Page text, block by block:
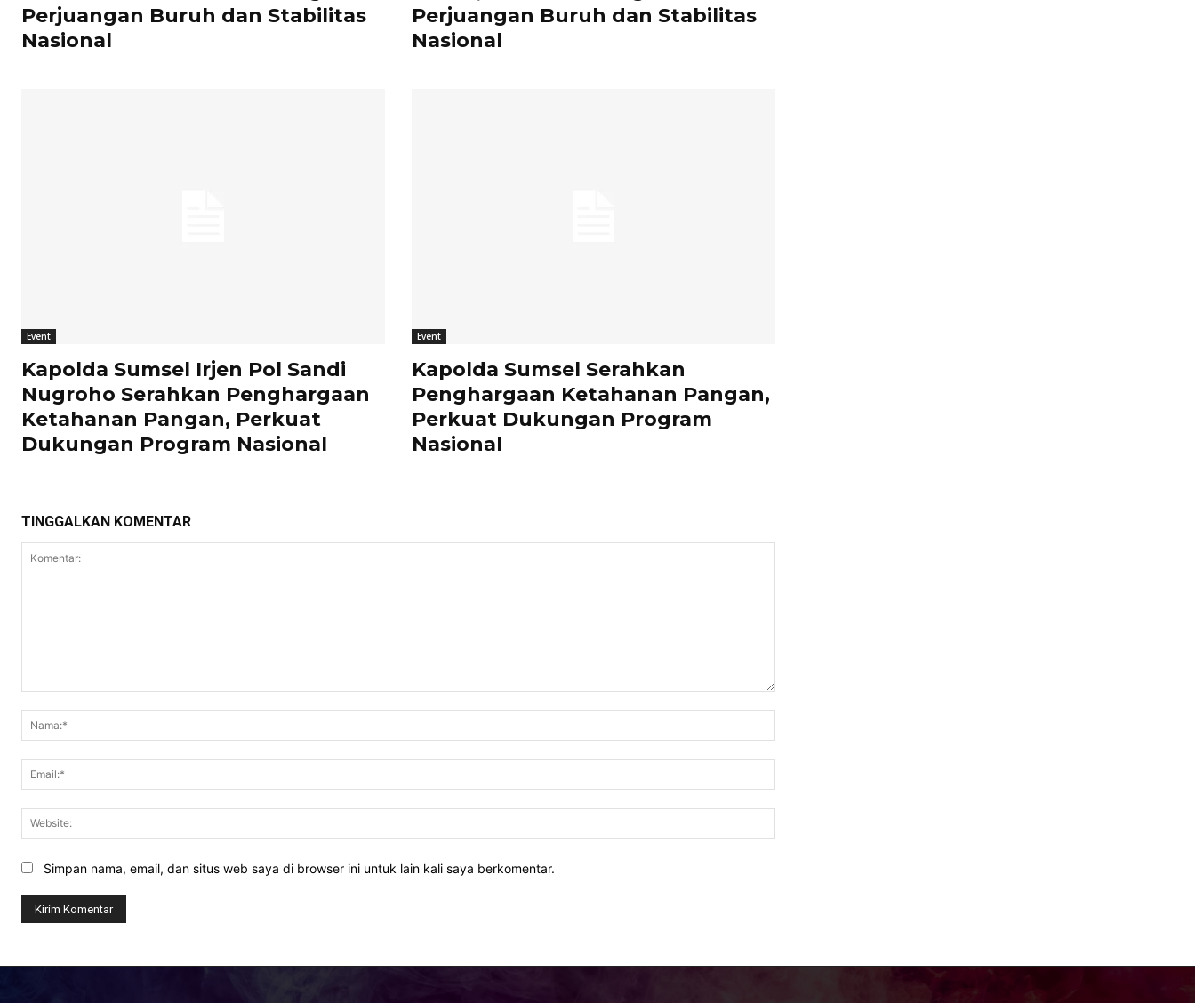
Perjuangan Buruh dan Stabilitas
Nasional
Perjuangan Buruh dan Stabilitas
Nasional
Event
Kapolda Sumsel Irjen Pol Sandi
Nugroho Serahkan Penghargaan
Ketahanan Pangan, Perkuat
Dukungan Program Nasional
Event
Kapolda Sumsel Serahkan
Penghargaan Ketahanan Pangan,
Perkuat Dukungan Program
Nasional
TINGGALKAN KOMENTAR
Simpan nama, email, dan situs web saya di browser ini untuk lain kali saya berkomentar.